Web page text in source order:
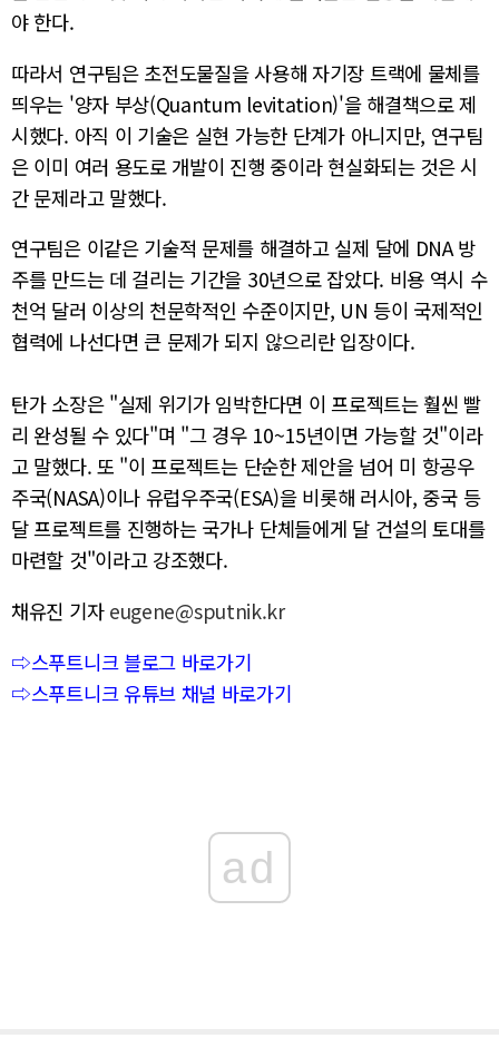
야 한다.
따라서 연구팀은 초전도물질을 사용해 자기장 트랙에 물체를
띄우는 '양자 부상(Quantum levitation)'을 해결책으로 제
시했다. 아직 이 기술은 실현 가능한 단계가 아니지만, 연구팀
은 이미 여러 용도로 개발이 진행 중이라 현실화되는 것은 시
간 문제라고 말했다.
연구팀은 이같은 기술적 문제를 해결하고 실제 달에 DNA 방
주를 만드는 데 걸리는 기간을 30년으로 잡았다. 비용 역시 수
천억 달러 이상의 천문학적인 수준이지만, UN 등이 국제적인
협력에 나선다면 큰 문제가 되지 않으리란 입장이다.
탄가 소장은 "실제 위기가 임박한다면 이 프로젝트는 훨씬 빨
리 완성될 수 있다"며 "그 경우 10~15년이면 가능할 것"이라
고 말했다. 또 "이 프로젝트는 단순한 제안을 넘어 미 항공우
주국(NASA)이나 유럽우주국(ESA)을 비롯해 러시아, 중국 등
달 프로젝트를 진행하는 국가나 단체들에게 달 건설의 토대를
마련할 것"이라고 강조했다.
채유진 기자 eugene@sputnik.kr
⇨스푸트니크 블로그 바로가기
⇨스푸트니크 유튜브 채널 바로가기
ad